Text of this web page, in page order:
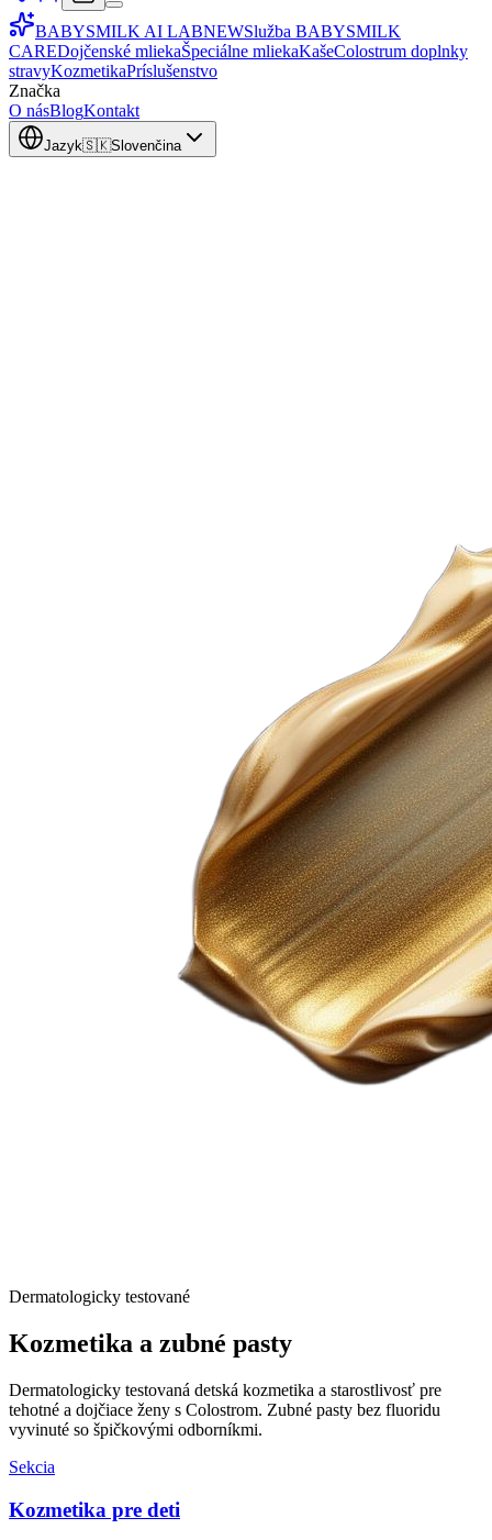
BABYSMILK AI LABNEWSlužba BABYSMILK
CAREDojčenské mliekaŠpeciálne mliekaKašeColostrum doplnky
stravyKozmetikaPríslušenstvo
Značka
O násBlogKontakt
Jazyk🇸🇰Slovenčina
Dermatologicky testované
Kozmetika a zubné pasty
Dermatologicky testovaná detská kozmetika a starostlivosť pre
tehotné a dojčiace ženy s Colostrom. Zubné pasty bez fluoridu
vyvinuté so špičkovými odborníkmi.
Sekcia
Kozmetika pre deti